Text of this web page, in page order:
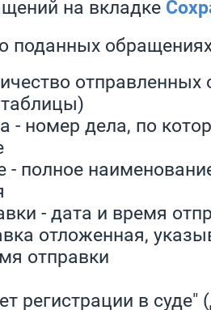
на вкладке
поданных
отправленных
- номер дела, по
- полное
- дата и время
отложенная,
отправки
регистрации в суде"